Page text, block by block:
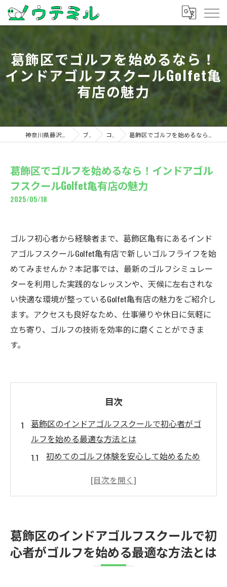
葛飾区でゴルフを始めるなら！
インドアゴルフスクールGolfet亀
有店の魅力
ブログ コラム 葛飾区でゴルフを始めるなら！インドアゴルフスクールGolfet亀有店の魅力
葛飾区でゴルフを始めるなら！インドアゴル
フスクールGolfet亀有店の魅力
2025/05/18
ゴルフ初心者から経験者まで、葛飾区亀有にあるインド
アゴルフスクールGolfet亀有店で新しいゴルフライフを始
めてみませんか？本記事では、最新のゴルフシミュレー
ターを利用した実践的なレッスンや、天候に左右されな
い快適な環境が整っているGolfet亀有店の魅力をご紹介し
ます。アクセスも良好なため、仕事帰りや休日に気軽に
立ち寄り、ゴルフの技術を効率的に磨くことができま
す。
目次
葛飾区のインドアゴルフスクールで初心者がゴ
ルフを始める最適な方法とは
初めてのゴルフ体験を安心して始めるため
初心者向けのレッスンプランで基本をマス
インストラクターのサポートで自信を持っ
たスイングを
ゴルフのルールを楽しく学ぶためのアプロ
葛飾区のインドアゴルフスクールで初
心者がゴルフを始める最適な方法とは